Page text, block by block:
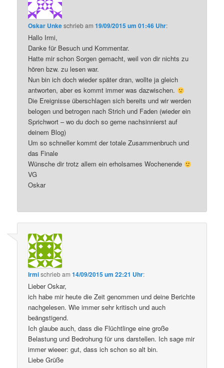
Oskar Unkeschriebam19/09/2015 um 01:46 Uhr:
Hallo Irmi,
Danke für Besuch und Kommentar.
Hatte mir schon Sorgen gemacht, weil von dir nichts zu
hören bzw. zu lesen war.
Nun bin ich doch wieder später dran, wollte ja gleich
antworten, aber es kommt immer was dazwischen.
Die Ereignisse überschlagen sich bereits und wir werden
belogen und betrogen nach Strich und Faden (wieder ein
Sprichwort – wo du doch so gerne nachsinnierst auf
deinem Blog)
Um so schneller kommt der totale Zusammenbruch und
das Finale
Wünsche dir trotz allem ein erholsames Wochenende
VG
Oskar
Irmischriebam14/09/2015 um 22:21 Uhr:
Lieber Oskar,
ich habe mir heute die Zeit genommen und deine Berichte
nachgelesen. Wie immer sehr kritisch und auch
beängstigend.
Ich glaube auch, dass die Flüchtlinge eine große
Belastung und Bedrohung für uns darstellen. Ich sage mir
immer wieeer: gut, dass ich schon so alt bin.
Liebe Grüße